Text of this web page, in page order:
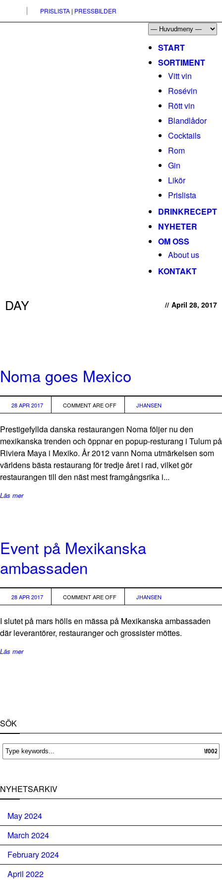
PRISLISTA | PRESSBILDER
START
SORTIMENT
Vitt vin
Rosévin
Rött vin
Blandlådor
Cocktails
Rom
Gin
Likör
Prislista
DRINKRECEPT
NYHETER
OM OSS
About us
KONTAKT
DAY // April 28, 2017
Noma goes Mexico
28 APR 2017 COMMENT ARE OFF JHANSEN
Prestigefyllda danska restaurangen Noma följer nu den
mexikanska trenden och öppnar en popup-resturang i Tulum på
Riviera Maya i Mexiko. År 2012 vann Noma utmärkelsen som
världens bästa restaurang för tredje året i rad, vilket gör
restaurangen till den näst mest framgångsrika i...
Läs mer
Event på Mexikanska
ambassaden
28 APR 2017 COMMENT ARE OFF JHANSEN
I slutet på mars hölls en mässa på Mexikanska ambassaden
där leverantörer, restauranger och grossister möttes.
Läs mer
SÖK
NYHETSARKIV
May 2024
March 2024
February 2024
April 2022